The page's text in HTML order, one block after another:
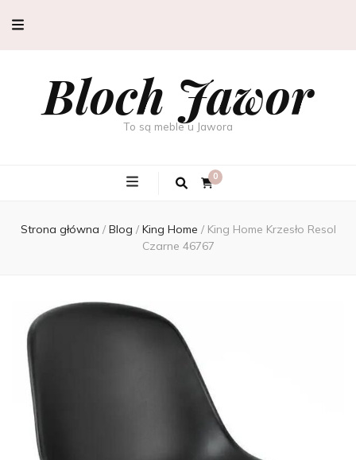
Bloch Jawor
To są meble u Jawora
0
Strona główna / Blog / King Home / King Home Krzesło Resol
Czarne 46767